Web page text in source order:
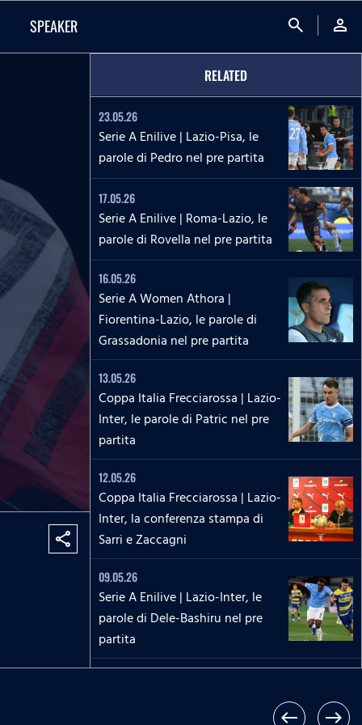
SPEAKER search person
share
RELATED
23.05.26
Serie A Enilive | Lazio-Pisa, le
parole di Pedro nel pre partita
17.05.26
Serie A Enilive | Roma-Lazio, le
parole di Rovella nel pre partita
16.05.26
Serie A Women Athora |
Fiorentina-Lazio, le parole di
Grassadonia nel pre partita
13.05.26
Coppa Italia Frecciarossa | Lazio-
Inter, le parole di Patric nel pre
partita
12.05.26
Coppa Italia Frecciarossa | Lazio-
Inter, la conferenza stampa di
Sarri e Zaccagni
09.05.26
Serie A Enilive | Lazio-Inter, le
parole di Dele-Bashiru nel pre
partita
Lazio, le parole di Isaksen nel pre west east